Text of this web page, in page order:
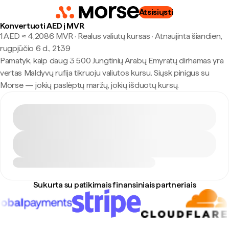
Atsisiųsti
Konvertuoti AED į MVR
1 AED ≈ 4,2086 MVR · Realus valiutų kursas · Atnaujinta šiandien,
rugpjūčio 6 d., 21:39
Pamatyk, kaip daug 3 500 Jungtinių Arabų Emyratų dirhamas yra
vertas Maldyvų rufija tikruoju valiutos kursu. Siųsk pinigus su
Morse — jokių paslėptų maržų, jokių išduotų kursų.
Sukurta su patikimais finansiniais partneriais